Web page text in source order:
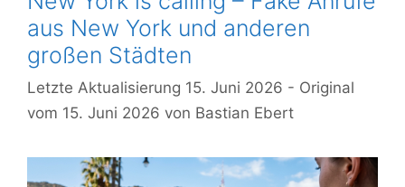
aus New York und anderen
großen Städten
15. Juni 2026
15. Juni 2026 von Bastian Ebert